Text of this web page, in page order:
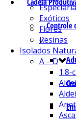
Controle
Exóticos
Flores
Resinas
Isolados
A – D
1.8-